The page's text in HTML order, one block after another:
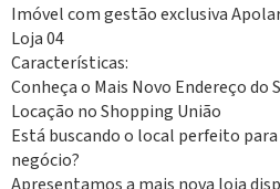
Imóvel com gestão exclusiva
Loja 04
Características:
Conheça o Mais Novo Endereço do
Locação no Shopping União
Está buscando o local perfeito
negócio?
Apresentamos a mais nova loja